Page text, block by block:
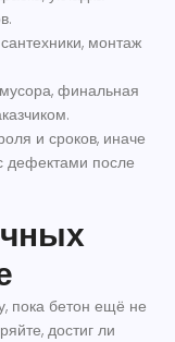
монтаж
финальная
и сроков, иначе
дефектами после
пока бетон ещё не
достиг ли